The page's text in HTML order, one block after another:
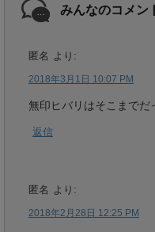
みんなのコメン
匿名 より:
2018年3月1日 10:07 PM
無印ヒバリはそこまでだ
返信
匿名 より:
2018年2月28日 12:25 PM